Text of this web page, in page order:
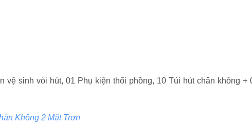
vệ sinh vòi hút, 01 Phụ kiện thổi phồng, 10 Túi hút chân không +
Không 2 Mặt Trơn